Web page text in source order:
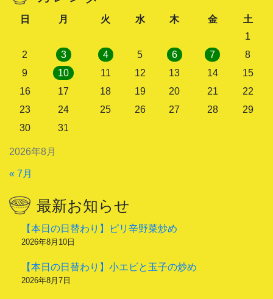
2026年8月
日 月 火 水 木 金
土
1
2
3 4 5 6 7
8
9
10 11 12 13 14
15
16
17 18 19 20 21
22
23
24 25 26 27 28
29
30
31
« 7月
最新お知らせ
【本日の日替わり】ピリ辛野菜炒め
2026年8月10日
【本日の日替わり】小エビと玉子の炒め
2026年8月7日